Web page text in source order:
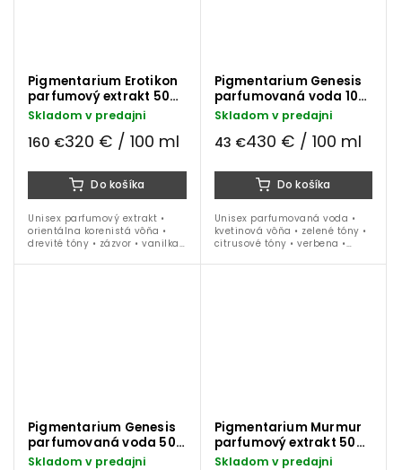
Pigmentarium Erotikon
parfumový extrakt 50
ml
Skladom v predajni
160 €320 € / 100 ml
Do košíka
Unisex parfumový extrakt •
orientálna korenistá vôňa •
drevité tóny • zázvor • vanilka •
Pigmentarium Genesis
parfumovaná voda 10
ml
Skladom v predajni
43 €430 € / 100 ml
Do košíka
Unisex parfumovaná voda •
kvetinová vôňa • zelené tóny •
citrusové tóny • verbena •
• 10 ml
Pigmentarium Genesis
parfumovaná voda 50
ml
Skladom v predajni
Pigmentarium Murmur
parfumový extrakt 50
ml
Skladom v predajni